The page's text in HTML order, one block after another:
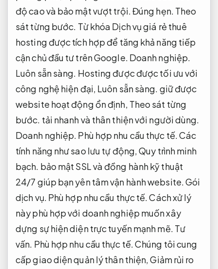
độ cao và bảo mật vượt trội.Đúng hẹn. Theo
sát từng bước. Từ khóa Dịch vụ giá rẻ thuê
hosting được tích hợp để tăng khả năng tiếp
cận chủ đầu tư trên Google. Doanh nghiệp.
Luôn sẵn sàng. Hosting được được tối ưu với
công nghệ hiện đại, Luôn sẵn sàng. giữ được
website hoạt động ổn định, Theo sát từng
bước. tải nhanh và thân thiện với người dùng.
Doanh nghiệp. Phù hợp nhu cầu thực tế.Các
tính năng như sao lưu tự động,Quy trình minh
bạch. bảo mật SSL và đồng hành kỹ thuật
24/7 giúp bạn yên tâm vận hành website.Gói
dịch vụ. Phù hợp nhu cầu thực tế.Cách xử lý
này phù hợp với doanh nghiệp muốn xây
dựng sự hiện diện trực tuyến mạnh mẽ. Tư
vấn. Phù hợp nhu cầu thực tế.Chúng tôi cung
cấp giao diện quản lý thân thiện,Giảm rủi ro